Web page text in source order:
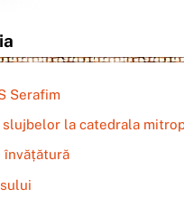
Serafim
slujbelor la catedrala
învățătură